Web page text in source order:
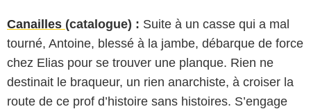
Canailles (catalogue) : Suite à un casse qui a mal
tourné, Antoine, blessé à la jambe, débarque de force
chez Elias pour se trouver une planque. Rien ne
destinait le braqueur, un rien anarchiste, à croiser la
route de ce prof d’histoire sans histoires. S’engage